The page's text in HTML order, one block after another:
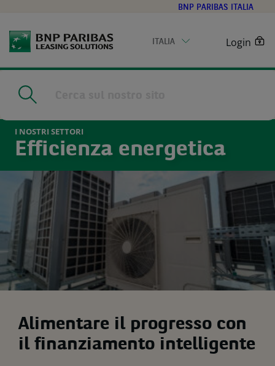
main
content
BNP PARIBAS ITALIA
ITALIA Login
Home
I NOSTRI SETTORI
Efficienza energetica
Alimentare il progresso con
il finanziamento intelligente